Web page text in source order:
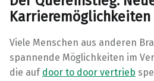
Viele Menschen aus anderen
spannende Möglichkeiten im
die auf door to door vertrieb